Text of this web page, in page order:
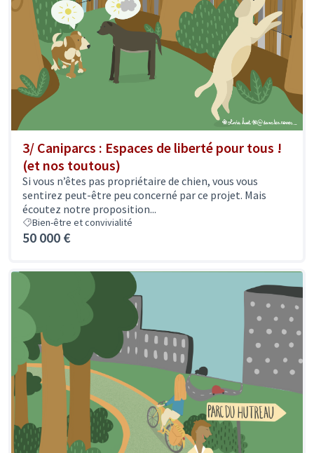
3/ Caniparcs : Espaces de liberté pour tous !
(et nos toutous)
Si vous n’êtes pas propriétaire de chien, vous vous
sentirez peut-être peu concerné par ce projet. Mais
écoutez notre proposition...
Bien-être et convivialité
50 000 €